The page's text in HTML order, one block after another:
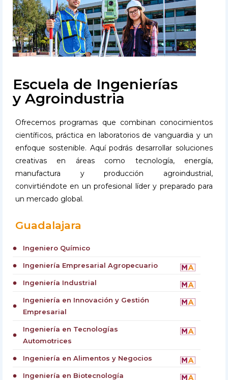
Escuela de Ingenierías
y Agroindustria
Ofrecemos programas que combinan conocimientos
científicos, práctica en laboratorios de vanguardia y un
enfoque sostenible. Aquí podrás desarrollar soluciones
creativas en áreas como tecnología, energía,
manufactura y producción agroindustrial,
convirtiéndote en un profesional líder y preparado para
un mercado global.
Guadalajara
circle Ingeniero Químico
circle Ingeniería Empresarial Agropecuario
circle Ingeniería Industrial
circle
Ingeniería en Innovación y Gestión
Empresarial
circle
Ingeniería en Tecnologías
Automotrices
circle Ingeniería en Alimentos y Negocios
circle Ingeniería en Biotecnología